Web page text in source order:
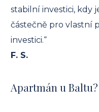
stabilní investici, kdy
částečně pro vlastní
investici.“
F. S.
Apartmán u